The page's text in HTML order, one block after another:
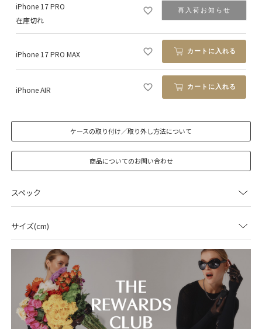
iPhone 17 PRO
在庫切れ
再入荷お知らせ
iPhone 17 PRO MAX カートに入れる
iPhone AIR カートに入れる
ケースの取り付け／取り外し方法について
商品についてのお問い合わせ
スペック
サイズ(cm)